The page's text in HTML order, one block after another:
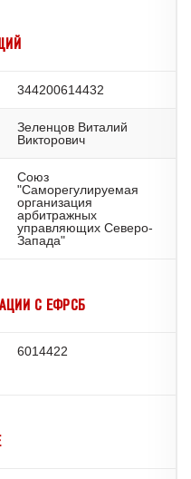
344200614432
Зеленцов Виталий
Викторович
Союз
"Саморегулируемая
организация
арбитражных
управляющих Северо-
Запада"
С ЕФРСБ
6014422